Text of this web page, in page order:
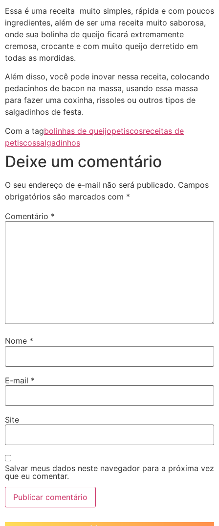
Essa é uma receita muito simples, rápida e com poucos
ingredientes, além de ser uma receita muito saborosa,
onde sua bolinha de queijo ficará extremamente
cremosa, crocante e com muito queijo derretido em
todas as mordidas.
Além disso, você pode inovar nessa receita, colocando
pedacinhos de bacon na massa, usando essa massa
para fazer uma coxinha, rissoles ou outros tipos de
salgadinhos de festa.
Com a tagbolinhas de queijopetiscosreceitas de
petiscossalgadinhos
Deixe um comentário
O seu endereço de e-mail não será publicado. Campos
obrigatórios são marcados com *
Comentário *
Nome *
E-mail *
Site
Salvar meus dados neste navegador para a próxima vez
que eu comentar.